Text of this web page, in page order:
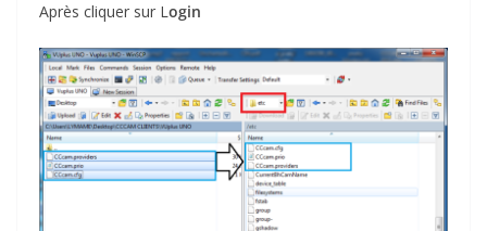
Après cliquer sur Login